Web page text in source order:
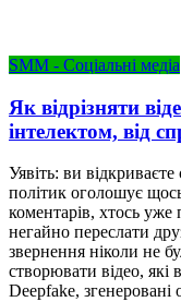
SMM - Соціальні медіа
Як відрізняти
інтелектом, від
Уявіть: ви
політик оголошує
коментарів, хтось уже
негайно переслати
звернення ніколи не
створювати відео, які
Deepfake,